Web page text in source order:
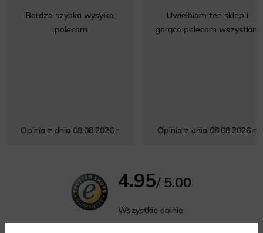
Bardzo szybka wysyłka,
polecam
Opinia z dnia 08.08.2026 r.
Uwielbiam ten sklep i
gorąco polecam wszystkim
Opinia z dnia 08.08.2026 r.
4.95/ 5.00
Wszystkie opinie